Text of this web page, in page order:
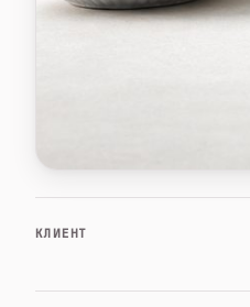
КЛИЕНТ